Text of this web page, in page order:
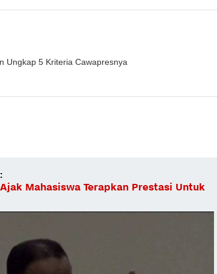
Ungkap 5 Kriteria Cawapresnya
Mahasiswa Terapkan Prestasi Untuk